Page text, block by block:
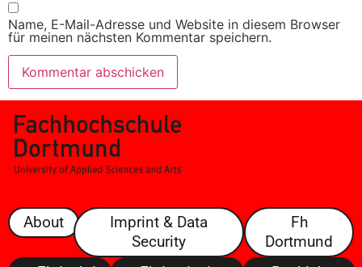
Name, E-Mail-Adresse und Website in diesem Browser
für meinen nächsten Kommentar speichern.
About
Imprint & Data
Security
Fh
Dortmund